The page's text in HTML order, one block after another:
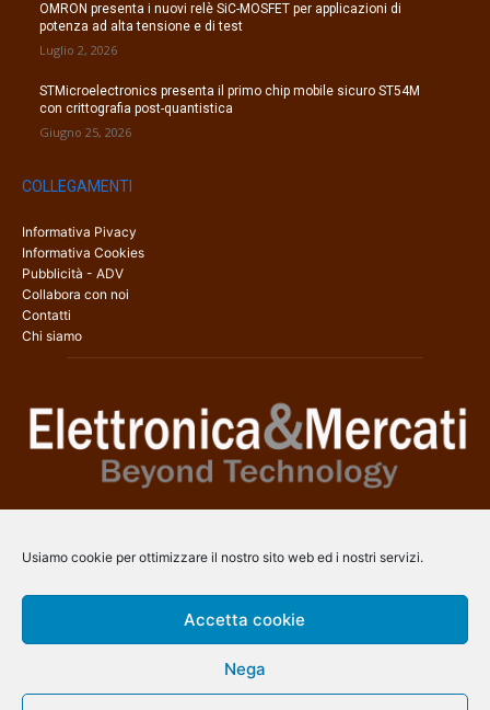
Usiamo cookie per ottimizzare il nostro sito web ed i nostri servizi.
Accetta cookie
Nega
OMRON presenta i nuovi relè SiC-MOSFET per applicazioni di
potenza ad alta tensione e di test
Luglio 2, 2026
STMicroelectronics presenta il primo chip mobile sicuro ST54M
con crittografia post-quantistica
Giugno 25, 2026
COLLEGAMENTI
Informativa Pivacy
Informativa Cookies
Pubblicità - ADV
Collabora con noi
Contatti
Chi siamo
una copertura a 360° che coinvolge tecnologie, prodotti, mercati e
info@arscommunication.it
SEGUICI